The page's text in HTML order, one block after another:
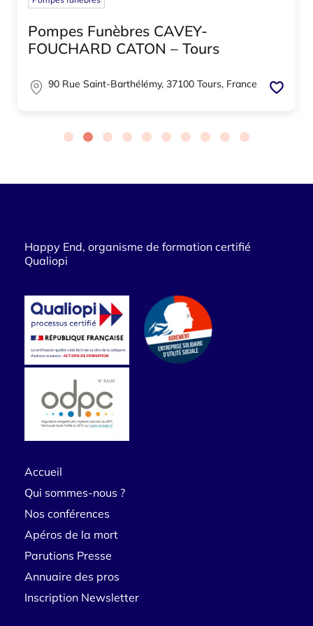
Pompes Funèbres CAVEY-
FOUCHARD CATON – Tours
90 Rue Saint-Barthélémy, 37100 Tours, France
Happy End, organisme de formation certifié
Qualiopi
Accueil
Qui sommes-nous ?
Nos conférences
Apéros de la mort
Parutions Presse
Annuaire des pros
Inscription Newsletter